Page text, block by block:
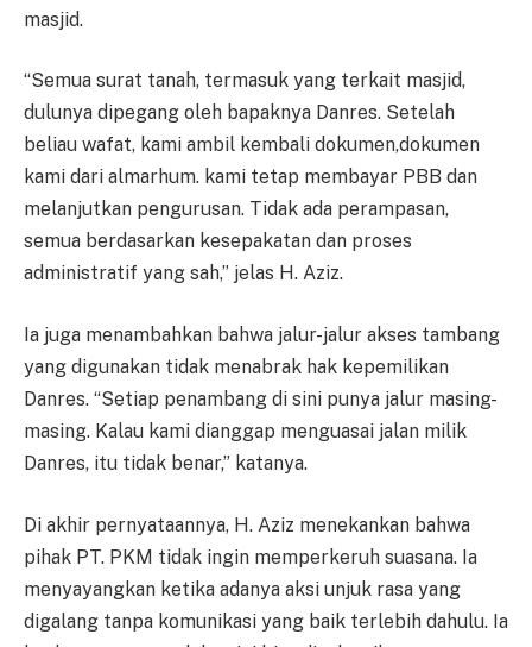
masjid.
“Semua surat tanah, termasuk yang terkait masjid,
dulunya dipegang oleh bapaknya Danres. Setelah
beliau wafat, kami ambil kembali dokumen,dokumen
kami dari almarhum. kami tetap membayar PBB dan
melanjutkan pengurusan. Tidak ada perampasan,
semua berdasarkan kesepakatan dan proses
administratif yang sah,” jelas H. Aziz.
Ia juga menambahkan bahwa jalur-jalur akses tambang
yang digunakan tidak menabrak hak kepemilikan
Danres. “Setiap penambang di sini punya jalur masing-
masing. Kalau kami dianggap menguasai jalan milik
Danres, itu tidak benar,” katanya.
Di akhir pernyataannya, H. Aziz menekankan bahwa
pihak PT. PKM tidak ingin memperkeruh suasana. Ia
menyayangkan ketika adanya aksi unjuk rasa yang
digalang tanpa komunikasi yang baik terlebih dahulu. Ia